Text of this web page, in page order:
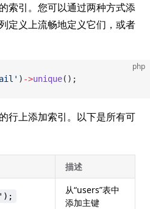
索引。您可以通过两种方式添
定义上流畅地定义它们，或者
php
) ->unique();
行上添加索引。以下是所有可
描述
从“users”表中
添加主键